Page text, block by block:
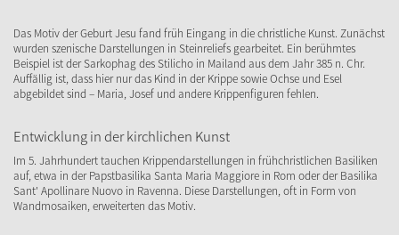
Das Motiv der Geburt Jesu fand früh Eingang in die christliche Kunst. Zunächst
wurden szenische Darstellungen in Steinreliefs gearbeitet. Ein berühmtes
Beispiel ist der Sarkophag des Stilicho in Mailand aus dem Jahr 385 n. Chr.
Auffällig ist, dass hier nur das Kind in der Krippe sowie Ochse und Esel
abgebildet sind – Maria, Josef und andere Krippenfiguren fehlen.
Entwicklung in der kirchlichen Kunst
Im 5. Jahrhundert tauchen Krippendarstellungen in frühchristlichen Basiliken
auf, etwa in der Papstbasilika Santa Maria Maggiore in Rom oder der Basilika
Sant' Apollinare Nuovo in Ravenna. Diese Darstellungen, oft in Form von
Wandmosaiken, erweiterten das Motiv.